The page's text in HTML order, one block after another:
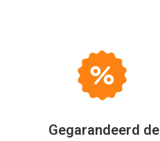
Gegarandeerd de